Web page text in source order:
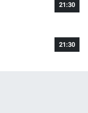
21:30
21:30